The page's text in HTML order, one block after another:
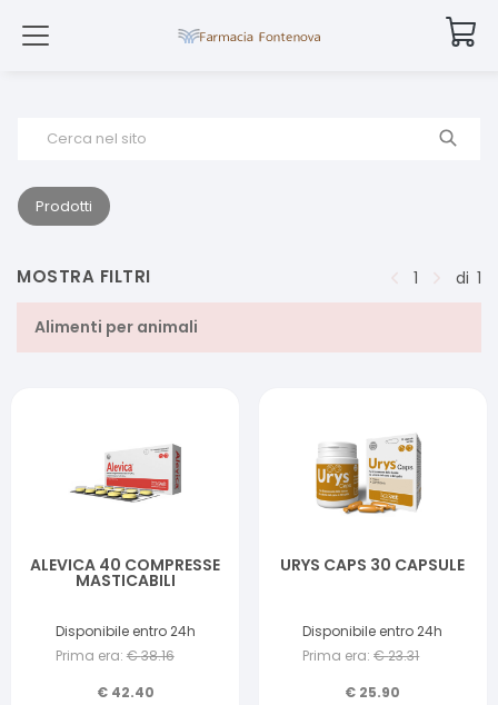
Cerca nel sito
Prodotti
MOSTRA FILTRI 1 di 1
Alimenti per animali
ALEVICA 40 COMPRESSE
MASTICABILI
Disponibile entro 24h
Prima era: €38.16
€ 42.40
URYS CAPS 30 CAPSULE
Disponibile entro 24h
Prima era: €23.31
€ 25.90